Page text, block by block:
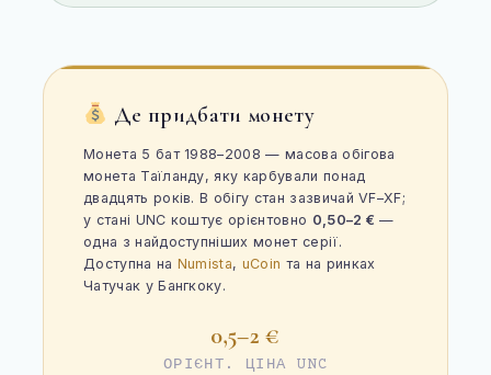
Де придбати монету
Монета 5 бат 1988–2008 — масова обігова
монета Таїланду, яку карбували понад
двадцять років. В обігу стан зазвичай VF–XF;
у стані UNC коштує орієнтовно 0,50–2 € —
одна з найдоступніших монет серії.
Доступна на Numista, uCoin та на ринках
Чатучак у Бангкоку.
0,5–2 €
ОРІЄНТ. ЦІНА UNC